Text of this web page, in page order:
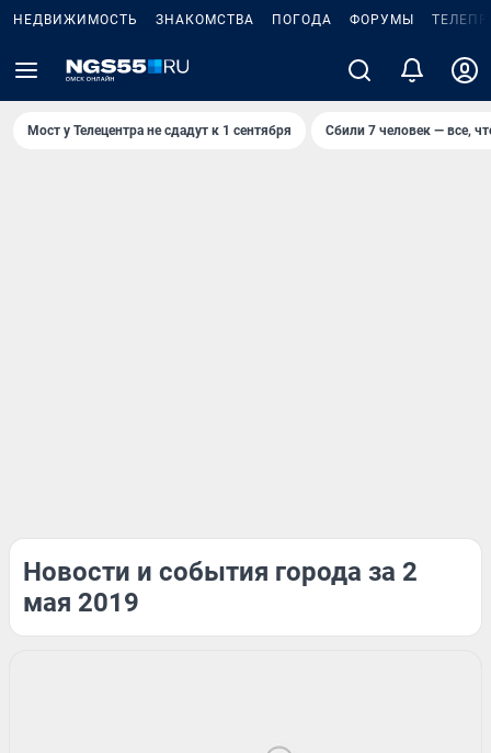
НЕДВИЖИМОСТЬ ЗНАКОМСТВА ПОГОДА ФОРУМЫ
Мост у Телецентра не сдадут к 1 сентября Сбили 7 человек — все,
Новости и события города за 2
мая 2019